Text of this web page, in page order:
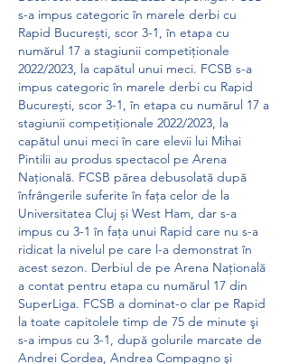
s-a impus categoric în marele derbi cu
Rapid București, scor 3-1, în etapa cu
numărul 17 a stagiunii competiționale
2022/2023, la capătul unui meci. FCSB s-a
impus categoric în marele derbi cu Rapid
București, scor 3-1, în etapa cu numărul 17 a
stagiunii competiționale 2022/2023, la
capătul unui meci în care elevii lui Mihai
Pintilii au produs spectacol pe Arena
Națională. FCSB părea debusolată după
înfrângerile suferite în fața celor de la
Universitatea Cluj și West Ham, dar s-a
impus cu 3-1 în fața unui Rapid care nu s-a
ridicat la nivelul pe care l-a demonstrat în
acest sezon. Derbiul de pe Arena Națională
a contat pentru etapa cu numărul 17 din
SuperLiga. FCSB a dominat-o clar pe Rapid
la toate capitolele timp de 75 de minute şi
s-a impus cu 3-1, după golurile marcate de
Andrei Cordea, Andrea Compagno şi